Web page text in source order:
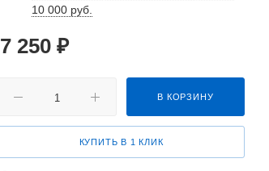
10 000 руб.
7 250 ₽
В КОРЗИНУ
КУПИТЬ В 1 КЛИК